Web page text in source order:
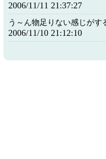
2006/11/11 21:37:27
う～ん物足りない感じが
2006/11/10 21:12:10